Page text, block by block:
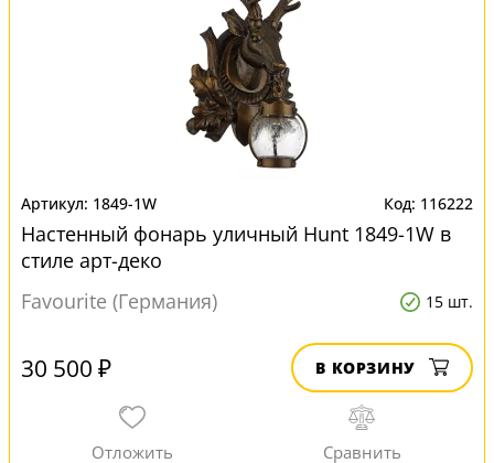
1849-1W 116222
Настенный фонарь уличный Hunt 1849-1W в
стиле арт-деко
Favourite (Германия)
15 шт.
30 500 ₽ В КОРЗИНУ